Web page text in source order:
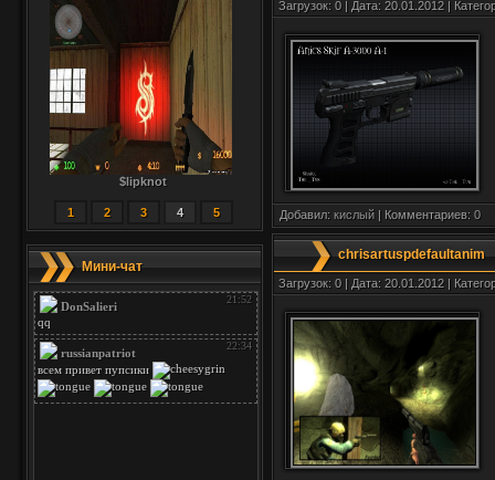
$lipknot
1 2 3 4 5
Мини-чат
Загрузок: 0 | Дата: 20.01.2012 |
Добавил: кислый | Комментариев: 0
chrisartuspdefaultanim
Загрузок: 0 | Дата: 20.01.2012 |